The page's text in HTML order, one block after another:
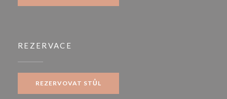
REZERVACE
REZERVOVAT STŮL